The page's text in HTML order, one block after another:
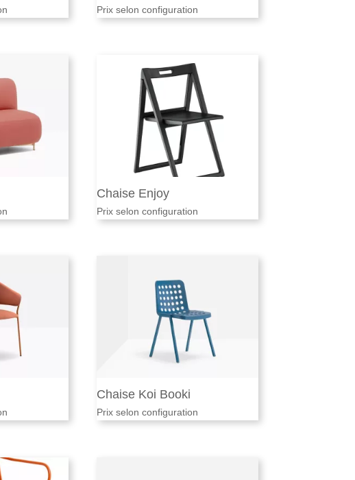
Prix selon configuration
Chaise Enjoy
Prix selon configuration
Chaise Koi Booki
Prix selon configuration